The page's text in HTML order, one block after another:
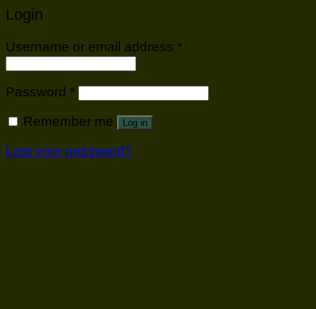
Login
Username or email address *
Password *
Remember me Log in
Lost your password?